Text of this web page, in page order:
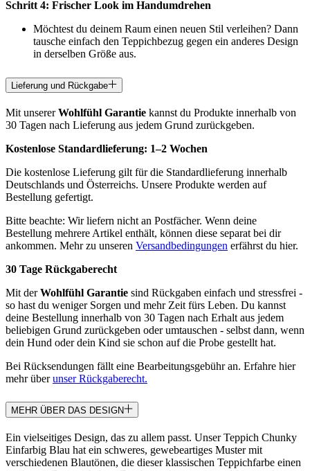
Schritt 4: Frischer Look im Handumdrehen
Möchtest du deinem Raum einen neuen Stil verleihen? Dann
tausche einfach den Teppichbezug gegen ein anderes Design
in derselben Größe aus.
Lieferung und Rückgabe
Mit unsererWohlfühl Garantie kannst du Produkte innerhalb von
30 Tagen nach Lieferung aus jedem Grund zurückgeben.
Kostenlose Standardlieferung: 1–2 Wochen
Die kostenlose Lieferung gilt für die Standardlieferung innerhalb
Deutschlands und Österreichs. Unsere Produkte werden auf
Bestellung gefertigt.
Bitte beachte: Wir liefern nicht an Postfächer. Wenn deine
Bestellung mehrere Artikel enthält, können diese separat bei dir
ankommen. Mehr zu unseren Versandbedingungen erfährst du hier.
30 Tage Rückgaberecht
Mit derWohlfühl Garantie sind Rückgaben einfach und stressfrei -
so hast du weniger Sorgen und mehr Zeit fürs Leben. Du kannst
deine Bestellung innerhalb von 30 Tagen nach Erhalt aus jedem
beliebigen Grund zurückgeben oder umtauschen - selbst dann, wenn
dein Hund oder dein Kind sie schon auf die Probe gestellt hat.
Bei Rücksendungen fällt eine Bearbeitungsgebühr an. Erfahre hier
mehr überunser Rückgaberecht.
MEHR ÜBER DAS DESIGN
Ein vielseitiges Design, das zu allem passt. Unser Teppich Chunky
Einfarbig Blau hat ein schweres, gewebeartiges Muster mit
verschiedenen Blautönen, die dieser klassischen Teppichfarbe einen